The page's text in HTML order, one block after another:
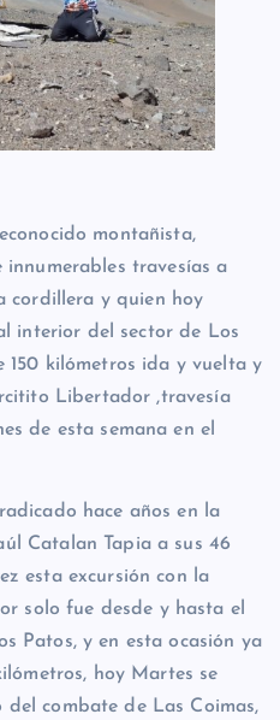
montañista,
travesías a
cordillera y quien hoy
interior del sector de Los
150 kilómetros ida y vuelta y
Libertador ,travesía
de esta semana en el
hace años en la
Catalan Tapia a sus 46
esta excursión con la
solo fue desde y hasta el
Patos, y en esta ocasión ya
hoy Martes se
del combate de Las Coimas,